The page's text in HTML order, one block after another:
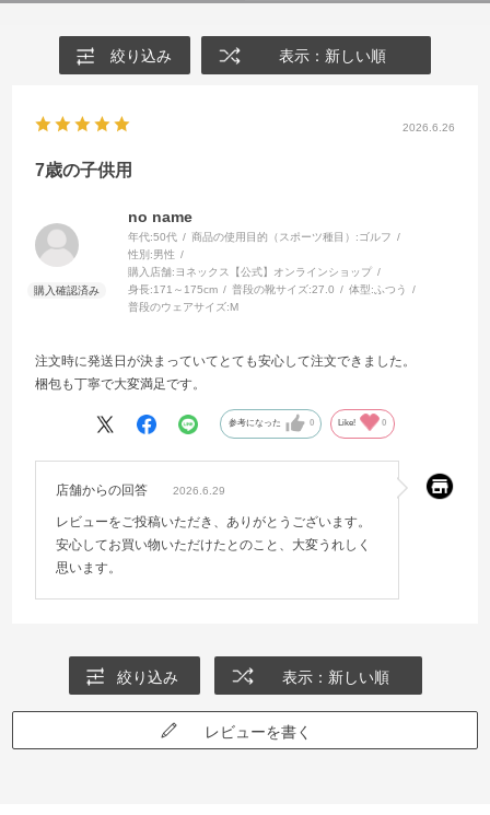
絞り込み 表示：新しい順
2026.6.26
7歳の子供用
no name
年代:50代 商品の使用目的（スポーツ種目）:ゴルフ
性別:男性
購入店舗: ヨネックス【公式】オンラインショップ
身長:171～175cm 普段の靴サイズ:27.0 体型: ふつう
普段のウェアサイズ:M
注文時に発送日が決まっていてとても安心して注文できました。
梱包も丁寧で大変満足です。
参考になった 0 Like! 0
店舗からの回答 2026.6.29
レビューをご投稿いただき、ありがとうございます。
安心してお買い物いただけたとのこと、大変うれしく
思います。
絞り込み 表示：新しい順
レビューを書く